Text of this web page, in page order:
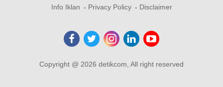
Info Iklan
Privacy Policy Disclaimer
Copyright @ 2026 detikcom, All right reserved